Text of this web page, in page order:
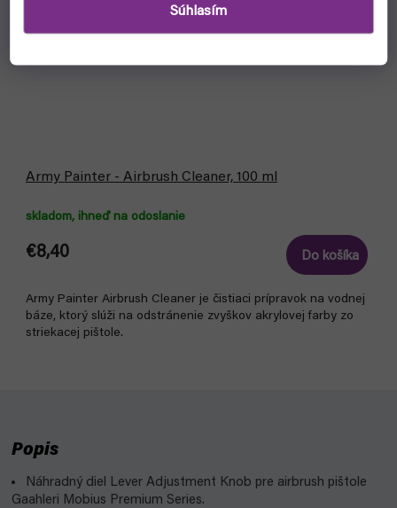
Súhlasím
Army Painter - Airbrush Cleaner, 100 ml
skladom, ihneď na odoslanie
€8,40 Do košíka
Army Painter Airbrush Cleaner je čistiaci prípravok na vodnej
báze, ktorý slúži na odstránenie zvyškov akrylovej farby zo
striekacej pištole.
Popis
Náhradný diel Lever Adjustment Knob pre airbrush pištole
Gaahleri ​​Mobius Premium Series.